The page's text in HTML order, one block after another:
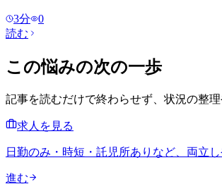
3分
0
読む
この悩みの次の一歩
記事を読むだけで終わらせず、状況の整
求人を見る
日勤のみ・時短・託児所ありなど、両立
進む